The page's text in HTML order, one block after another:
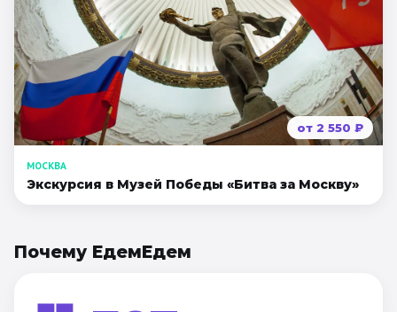
от 2 550 ₽
МОСКВА
Экскурсия в Музей Победы «Битва за Москву»
Почему ЕдемЕдем